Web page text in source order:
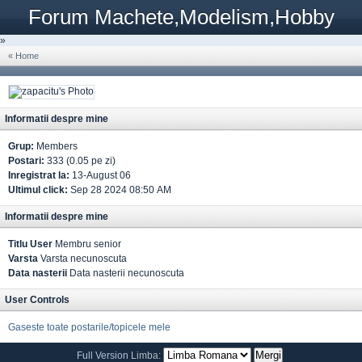
Forum Machete,Modelism,Hobby
»
« Home
Informatii despre mine
Grup: Members
Postari: 333 (0.05 pe zi)
Inregistrat la: 13-August 06
Ultimul click: Sep 28 2024 08:50 AM
Informatii despre mine
Titlu User Membru senior
Varsta Varsta necunoscuta
Data nasterii Data nasterii necunoscuta
User Controls
Gaseste toate postarile/topicele mele
Full Version Limba: